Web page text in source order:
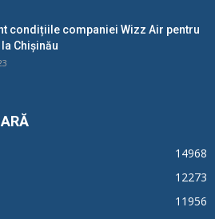
condițiile companiei Wizz Air pentru
Chișinău
14968
12273
11956